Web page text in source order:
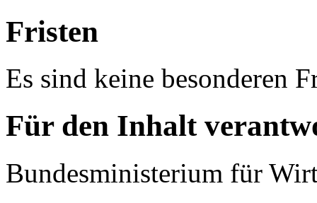
Fristen
Es sind keine besonderen
Für den Inhalt
Bundesministerium für